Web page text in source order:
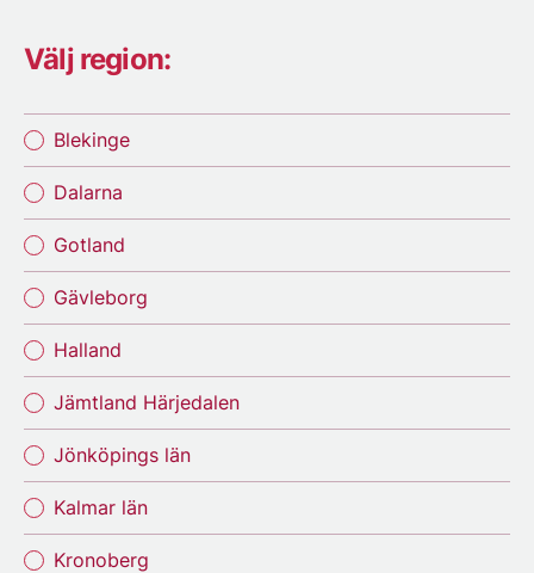
Välj region:
Blekinge
Dalarna
Gotland
Gävleborg
Halland
Jämtland Härjedalen
Jönköpings län
Kalmar län
Kronoberg